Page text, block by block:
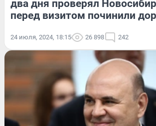
два дня проверял
перед визитом починили
24 июля, 2024, 18:15 26 898 242